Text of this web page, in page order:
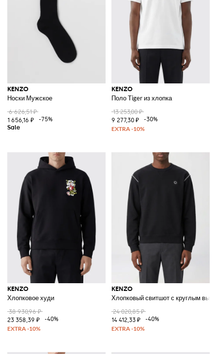
KENZO
Носки Мужское
6 626,51 ₽
1 656,16 ₽
-75%
KENZO
Поло Tiger из хлопка
13 253,00 ₽
9 277,30 ₽
-30%
KENZO
Хлопковое худи
38 930,96 ₽
23 358,39 ₽
-40%
KENZO
Хлопковый свитшот с круглым
24 020,85 ₽
14 412,33 ₽
-40%